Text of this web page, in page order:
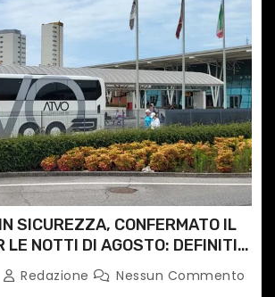
SICUREZZA, CONFERMATO IL
LE NOTTI DI AGOSTO: DEFINITI
E ORARIO
Redazione Nessun Commento